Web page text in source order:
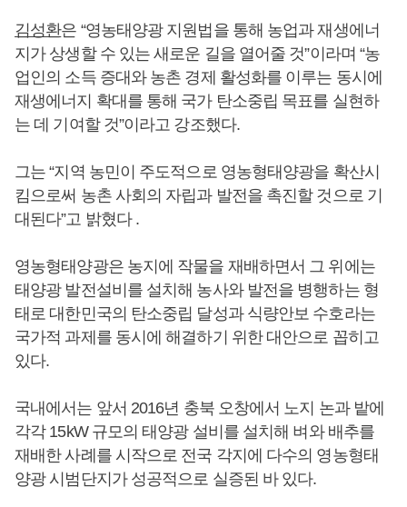
김성환은 “영농태양광 지원법을 통해 농업과 재생에너
지가 상생할 수 있는 새로운 길을 열어줄 것”이라며 “농
업인의 소득 증대와 농촌 경제 활성화를 이루는 동시에
재생에너지 확대를 통해 국가 탄소중립 목표를 실현하
는 데 기여할 것”이라고 강조했다.
그는 “지역 농민이 주도적으로 영농형태양광을 확산시
킴으로써 농촌 사회의 자립과 발전을 촉진할 것으로 기
대된다”고 밝혔다 .
영농형태양광은 농지에 작물을 재배하면서 그 위에는
태양광 발전설비를 설치해 농사와 발전을 병행하는 형
태로 대한민국의 탄소중립 달성과 식량안보 수호라는
국가적 과제를 동시에 해결하기 위한 대안으로 꼽히고
있다.
국내에서는 앞서 2016년 충북 오창에서 노지 논과 밭에
각각 15kW 규모의 태양광 설비를 설치해 벼와 배추를
재배한 사례를 시작으로 전국 각지에 다수의 영농형태
양광 시범단지가 성공적으로 실증된 바 있다.